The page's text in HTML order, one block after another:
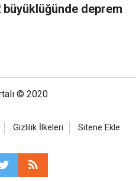
büyüklüğünde deprem
© 2020
Gizlilik İlkeleri Sitene Ekle